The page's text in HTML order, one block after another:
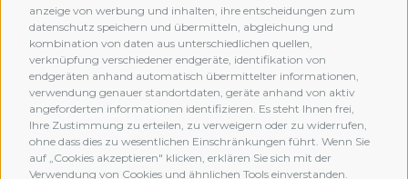
anzeige von werbung und inhalten, ihre entscheidungen zum
datenschutz speichern und übermitteln, abgleichung und
kombination von daten aus unterschiedlichen quellen,
verknüpfung verschiedener endgeräte, identifikation von
endgeräten anhand automatisch übermittelter informationen,
verwendung genauer standortdaten, geräte anhand von aktiv
angeforderten informationen identifizieren. Es steht Ihnen frei,
Ihre Zustimmung zu erteilen, zu verweigern oder zu widerrufen,
ohne dass dies zu wesentlichen Einschränkungen führt. Wenn Sie
auf „Cookies akzeptieren" klicken, erklären Sie sich mit der
Verwendung von Cookies und ähnlichen Tools einverstanden.
MEMBERSHIP